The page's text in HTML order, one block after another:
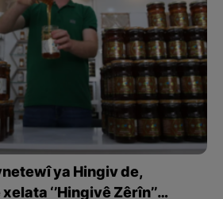
ya Hingiv de,
‘’Hingivê Zêrîn’’